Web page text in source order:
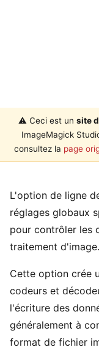
⚠️ Ceci est un site
ImageMagick
consultez la page
L'option de ligne
réglages globaux
pour contrôler les
traitement d'image.
Cette option crée
codeurs et
l'écriture des
généralement à
format de fichier